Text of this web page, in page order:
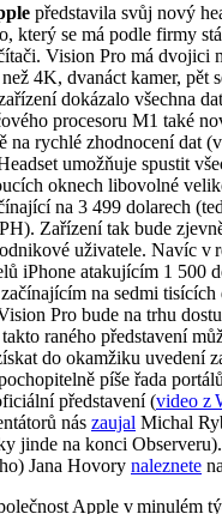
představila svůj nový
který se má podle firmy
Vision Pro má dvojici
4K, dvanáct kamer, pět
dokázalo všechna
procesoru M1 také
na rychlé zhodnocení dat
umožňuje spustit
oknech libovolné
na 3 499 dolarech
Zařízení tak bude
uživatele. Navíc v
iPhone atakujícím 1 500
na sedmi tisících
Pro bude na trhu
raného představení
do okamžiku uvedení
píše řada
představení (video z
nás zaujal Michal
jinde na konci
Jana Hovory naleznete
Apple v minulém